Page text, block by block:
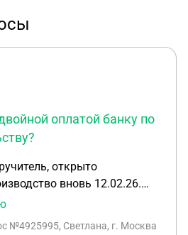
оплатой банку по
открыто
вновь 12.02.26.
банкротом 15.11.23.
№4925995, Светлана, г. Москва